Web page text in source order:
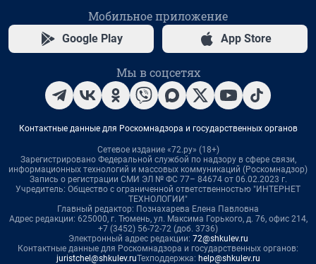
Мобильное приложение
Google Play App Store
Мы в соцсетях
Контактные данные для Роскомнадзора и государственных органов
Сетевое издание «72.ру» (18+)
Зарегистрировано Федеральной службой по надзору в сфере связи,
информационных технологий и массовых коммуникаций (Роскомнадзор)
Запись о регистрации СМИ ЭЛ № ФС 77– 84674 от 06.02.2023 г.
Учредитель: Общество с ограниченной ответственностью "ИНТЕРНЕТ
ТЕХНОЛОГИИ"
Главный редактор: Познахарева Елена Павловна
Адрес редакции: 625000, г. Тюмень, ул. Максима Горького, д. 76, офис 214,
+7 (3452) 56-72-72 (доб. 3736)
Электронный адрес редакции: 72@shkulev.ru
Контактные данные для Роскомнадзора и государственных органов:
juristchel@shkulev.ruТехподдержка: help@shkulev.ru